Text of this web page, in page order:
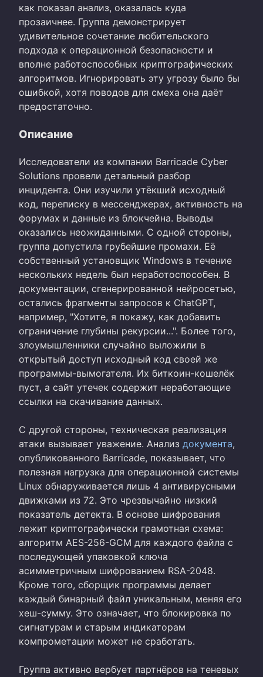
как показал анализ, оказалась куда
прозаичнее. Группа демонстрирует
удивительное сочетание любительского
подхода к операционной безопасности и
вполне работоспособных криптографических
алгоритмов. Игнорировать эту угрозу было бы
ошибкой, хотя поводов для смеха она даёт
предостаточно.
Описание
Исследователи из компании Barricade Cyber
Solutions провели детальный разбор
инцидента. Они изучили утёкший исходный
код, переписку в мессенджерах, активность на
форумах и данные из блокчейна. Выводы
оказались неожиданными. С одной стороны,
группа допустила грубейшие промахи. Её
собственный установщик Windows в течение
нескольких недель был неработоспособен. В
документации, сгенерированной нейросетью,
остались фрагменты запросов к ChatGPT,
например, "Хотите, я покажу, как добавить
ограничение глубины рекурсии...". Более того,
злоумышленники случайно выложили в
открытый доступ исходный код своей же
программы-вымогателя. Их биткоин-кошелёк
пуст, а сайт утечек содержит неработающие
ссылки на скачивание данных.
С другой стороны, техническая реализация
атаки вызывает уважение. Анализ документа,
опубликованного Barricade, показывает, что
полезная нагрузка для операционной системы
Linux обнаруживается лишь 4 антивирусными
движками из 72. Это чрезвычайно низкий
показатель детекта. В основе шифрования
лежит криптографически грамотная схема:
алгоритм AES-256-GCM для каждого файла с
последующей упаковкой ключа
асимметричным шифрованием RSA-2048.
Кроме того, сборщик программы делает
каждый бинарный файл уникальным, меняя его
хеш-сумму. Это означает, что блокировка по
сигнатурам и старым индикаторам
компрометации может не сработать.
Группа активно вербует партнёров на теневых